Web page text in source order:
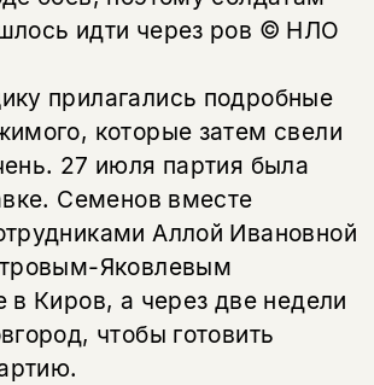
идти через ров © НЛО
прилагались подробные
которые затем свели
27 июля партия была
Семенов вместе
Аллой Ивановной
Яковлевым
в Киров, а через две недели
чтобы готовить